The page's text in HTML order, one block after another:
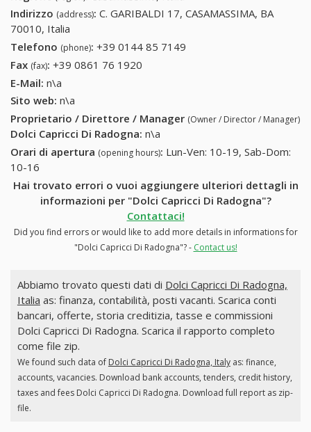
Indirizzo (address): C. GARIBALDI 17, CASAMASSIMA, BA
70010, Italia
Telefono (phone): +39 0144 85 7149
Fax (fax): +39 0861 76 1920
E-Mail: n\a
Sito web: n\a
Proprietario / Direttore / Manager (Owner / Director / Manager)
Dolci Capricci Di Radogna: n\a
Orari di apertura (opening hours): Lun-Ven: 10-19, Sab-Dom:
10-16
Hai trovato errori o vuoi aggiungere ulteriori dettagli in
informazioni per "Dolci Capricci Di Radogna"?
Contattaci!
Did you find errors or would like to add more details in informations for
"Dolci Capricci Di Radogna"? - Contact us!
Abbiamo trovato questi dati di Dolci Capricci Di Radogna,
Italia as: finanza, contabilità, posti vacanti. Scarica conti
bancari, offerte, storia creditizia, tasse e commissioni
Dolci Capricci Di Radogna. Scarica il rapporto completo
come file zip.
We found such data of Dolci Capricci Di Radogna, Italyas: finance,
accounts, vacancies. Download bank accounts, tenders, credit history,
taxes and fees Dolci Capricci Di Radogna. Download full report as zip-
file.